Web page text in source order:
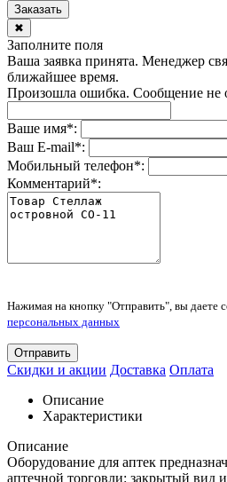
Заказать
✖
Заполните поля
Ваша заявка принята. Менеджер
ближайшее время.
Произошла ошибка. Сообщение не
Ваше имя*:
Ваш E-mail*:
Мобильный телефон*:
Комментарий*:
Нажимая на кнопку "Отправить", вы даете
персональных данных
Отправить
Скидки и акции Доставка Оплата
Описание
Характеристики
Описание
Оборудование для аптек
аптечной торговли: закрытый вид